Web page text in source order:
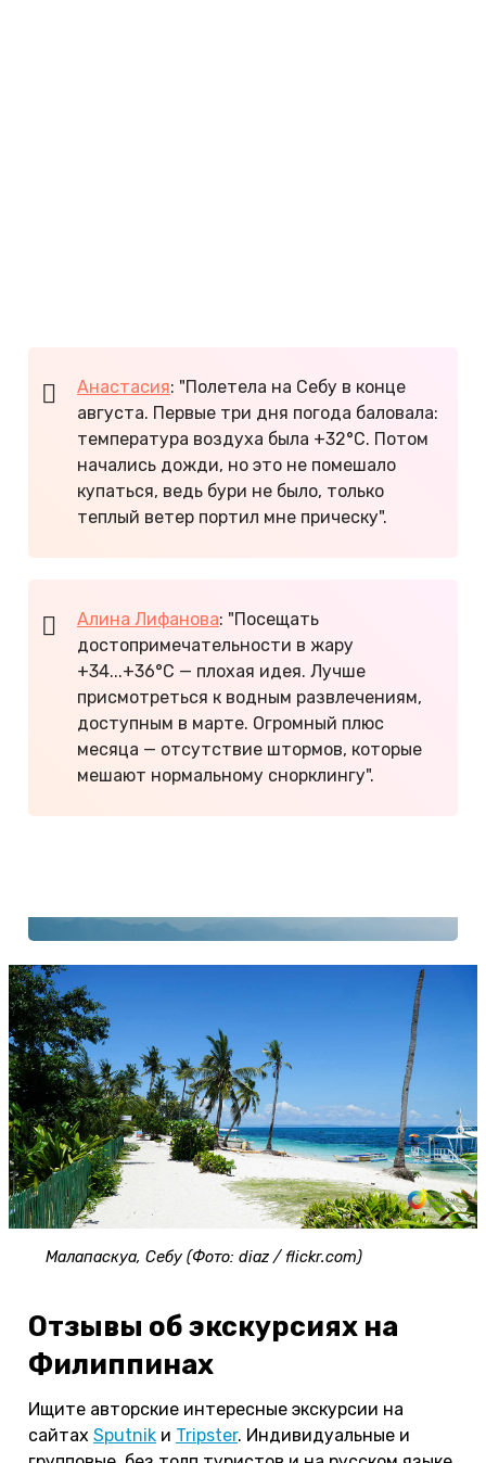
Анастасия: "Полетела на Себу в конце
августа. Первые три дня погода баловала:
температура воздуха была +32°C. Потом
начались дожди, но это не помешало
купаться, ведь бури не было, только
теплый ветер портил мне прическу".
Алина Лифанова: "Посещать
достопримечательности в жару
+34...+36°С — плохая идея. Лучше
присмотреться к водным развлечениям,
доступным в марте. Огромный плюс
месяца — отсутствие штормов, которые
мешают нормальному снорклингу".
Малапаскуа, Себу (Фото: diaz / flickr.com)
Отзывы об экскурсиях на
Филиппинах
Ищите авторские интересные экскурсии на
сайтах Sputnik и Tripster. Индивидуальные и